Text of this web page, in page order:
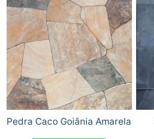
Pedra Caco Goiânia Amarela